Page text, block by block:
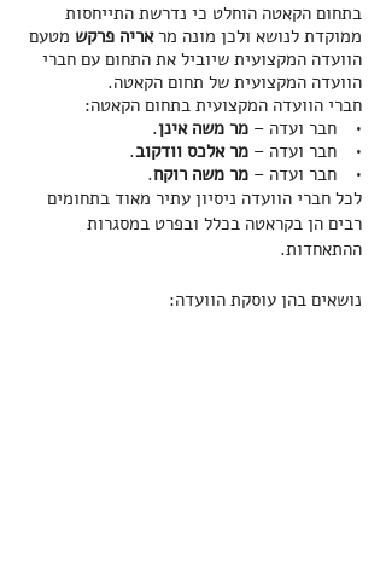
בתחום הקאטה הוחלט כי נדרשת התייחסות
ממוקדת לנושא ולכן מונה מראריה פרקש מטעם
הוועדה המקצועית שיוביל את התחום עם חברי
הוועדה המקצועית של תחום הקאטה.
חברי הוועדה המקצועית בתחום הקאטה:
• חבר ועדה – מר משה אינן.
• חבר ועדה – מר אלכס וודקוב.
• חבר ועדה – מר משה רוקח.
לכל חברי הוועדה ניסיון עתיר מאוד בתחומים
רבים הן בקראטה בכלל ובפרט במסגרות
ההתאחדות.
נושאים בהן עוסקת הוועדה: